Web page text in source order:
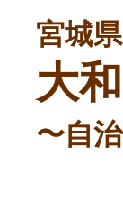
宮城県
大
〜自